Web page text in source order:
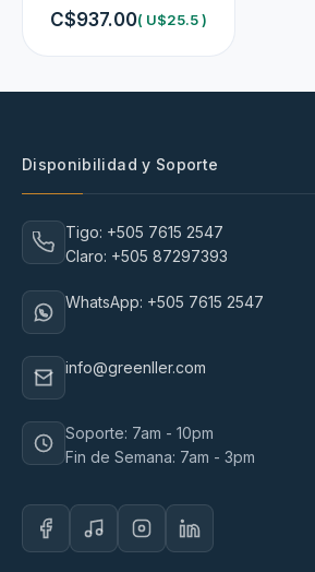
C$937.00( U$25.5 )
Disponibilidad y Soporte
Tigo: +505 7615 2547
Claro: +505 87297393
WhatsApp: +505 7615 2547
info@greenller.com
Soporte: 7am - 10pm
Fin de Semana: 7am - 3pm